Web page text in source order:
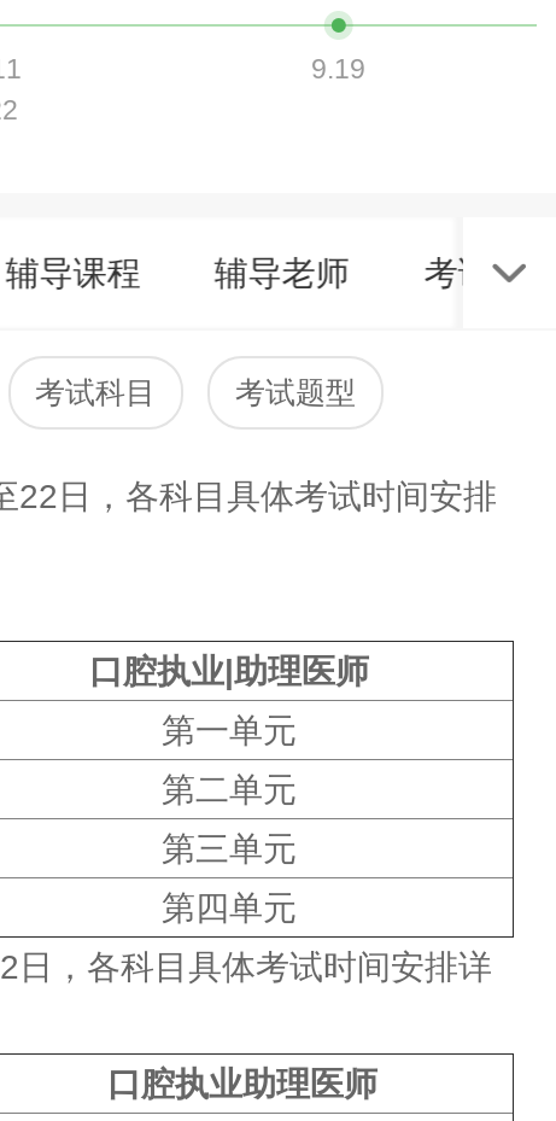
9.19
辅导课程 辅导老师 考试资
考试科目 考试题型
日，各科目具体考试时间安排
口腔执业|助理医师
第一单元
第二单元
第三单元
第四单元
，各科目具体考试时间安排详
口腔执业助理医师